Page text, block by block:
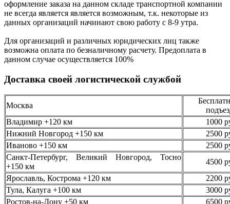
оформление заказа на данном складе транспортной компании
не всегда является является возможным, т.к. некоторые из
данных организаций начинают свою работу с 8-9 утра.
Для организаций и различных юридических лиц также
возможна оплата по безналичному расчету. Предоплата в
данном случае осуществляется 100%
Доставка своей логистической службой
Москва
Владимир +120 км
1000
Нижний Новгород +150 км
2500
Иваново +150 км
2500
Санкт-Петербург, Великий Новгород, Тосно
+150 км
4500
Ярославль, Кострома +120 км
2200
Тула, Калуга +100 км
3000
Ростов-на-Дону +50 км
6500